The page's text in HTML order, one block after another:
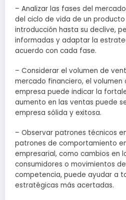
– Analizar las fases del
del ciclo de vida de un
introducción hasta su declive,
informadas y adaptar la
acuerdo con cada fase.
– Considerar el volumen de
mercado financiero, el volumen
empresa puede indicar la
aumento en las ventas puede
empresa sólida y exitosa.
– Observar patrones técnicos
patrones de comportamiento
empresarial, como cambios en
consumidores o movimientos
competencia, puede ayudar a
estratégicas más acertadas.